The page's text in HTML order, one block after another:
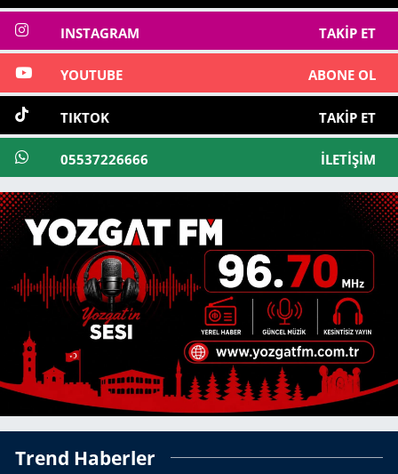
INSTAGRAM TAKIP ET
YOUTUBE ABONE OL
TIKTOK TAKIP ET
05537226666 İLETIŞIM
Trend Haberler